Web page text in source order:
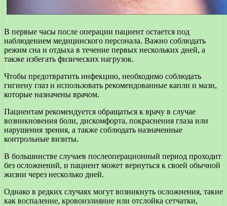
В первые часы после операции пациент остается под
наблюдением медицинского персонала. Важно соблюдать
режим сна и отдыха в течение первых нескольких дней, а
также избегать физических нагрузок.
Чтобы предотвратить инфекцию, необходимо соблюдать
гигиену глаз и использовать рекомендованные капли и мази,
которые назначены врачом.
Пациентам рекомендуется обращаться к врачу в случае
возникновения боли, дискомфорта, покраснения глаза или
нарушения зрения, а также соблюдать назначенные
контрольные визиты.
В большинстве случаев послеоперационный период проходит
без осложнений, и пациент может вернуться к своей обычной
жизни через несколько дней.
Однако в редких случаях могут возникнуть осложнения, такие
как воспаление, кровоизлияние или отслойка сетчатки,